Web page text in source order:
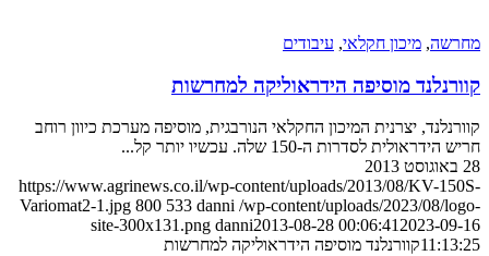
מחרשה, מיכון חקלאי, עיבודים
קוורנלנד מוסיפה הידראוליקה למחרשות
קוורנלנד, יצרנית המיכון החקלאי הנורבגית, מוסיפה מערכת כיוון רוחב
חריש הידראולית לסדרות ה-150 שלה. עכשיו יותר קל...
28 באוגוסט 2013
https://www.agrinews.co.il/wp-content/uploads/2013/08/KV-150S-
Variomat2-1.jpg 800 533 danni /wp-content/uploads/2023/08/logo-
site-300x131.png danni2013-08-28 00:06:41 2023-09-16
11:13:25קוורנלנד מוסיפה הידראוליקה למחרשות